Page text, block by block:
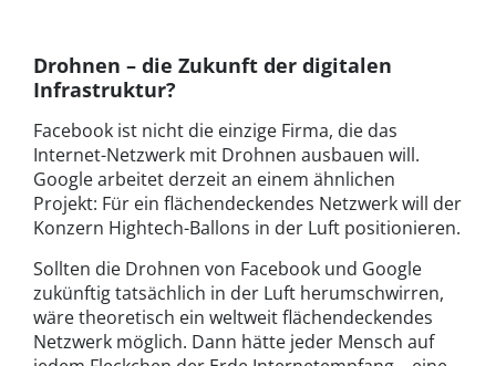
Drohnen – die Zukunft der digitalen
Infrastruktur?
Facebook ist nicht die einzige Firma, die das
Internet-Netzwerk mit Drohnen ausbauen will.
Google arbeitet derzeit an einem ähnlichen
Projekt: Für ein flächendeckendes Netzwerk will der
Konzern Hightech-Ballons in der Luft positionieren.
Sollten die Drohnen von Facebook und Google
zukünftig tatsächlich in der Luft herumschwirren,
wäre theoretisch ein weltweit flächendeckendes
Netzwerk möglich. Dann hätte jeder Mensch auf